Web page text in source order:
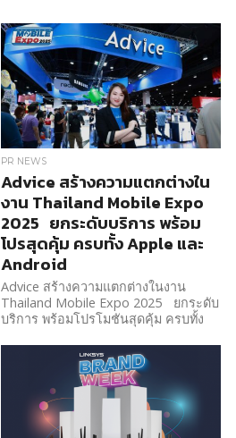
PR NEWS
Advice สร้างความแตกต่างใน
งาน Thailand Mobile Expo
2025 ยกระดับบริการ พร้อม
โปรสุดคุ้ม ครบทั้ง Apple และ
Android
Advice สร้างความแตกต่างในงาน
Thailand Mobile Expo 2025 ยกระดับ
บริการ พร้อมโปรโมชันสุดคุ้ม ครบทั้ง